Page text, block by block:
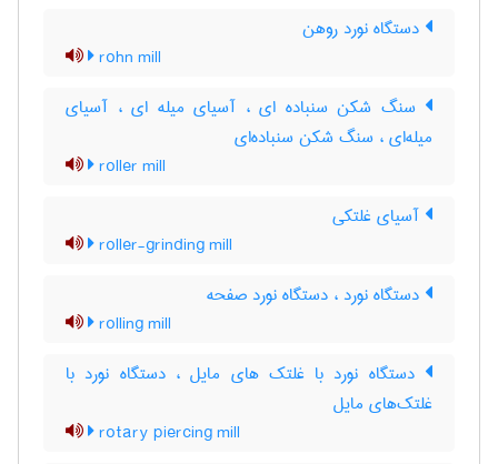
دستگاه نورد روهن
rohn mill
سنگ شکن سنباده ای ، آسیای میله ای ، آسیای
میله‌ای ، سنگ شکن سنباده‌ای
roller mill
آسیای غلتکی
roller-grinding mill
دستگاه نورد ، دستگاه نورد صفحه
rolling mill
دستگاه نورد با غلتک های مایل ، دستگاه نورد با
غلتک‌های مایل
rotary piercing mill